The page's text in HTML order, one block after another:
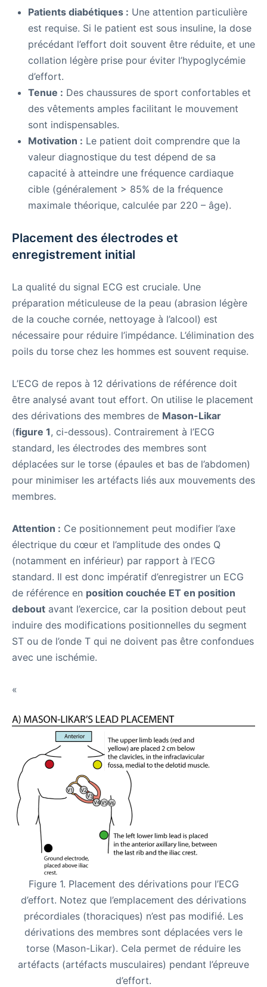
Patients diabétiques : Une attention particulière
est requise. Si le patient est sous insuline, la dose
précédant l’effort doit souvent être réduite, et une
collation légère prise pour éviter l’hypoglycémie
d’effort.
Tenue : Des chaussures de sport confortables et
des vêtements amples facilitant le mouvement
sont indispensables.
Motivation : Le patient doit comprendre que la
valeur diagnostique du test dépend de sa
capacité à atteindre une fréquence cardiaque
cible (généralement > 85% de la fréquence
maximale théorique, calculée par 220 – âge).
Placement des électrodes et
enregistrement initial
La qualité du signal ECG est cruciale. Une
préparation méticuleuse de la peau (abrasion légère
de la couche cornée, nettoyage à l’alcool) est
nécessaire pour réduire l’impédance. L’élimination des
poils du torse chez les hommes est souvent requise.
L’ECG de repos à 12 dérivations de référence doit
être analysé avant tout effort. On utilise le placement
des dérivations des membres de Mason-Likar
(figure 1, ci-dessous). Contrairement à l’ECG
standard, les électrodes des membres sont
déplacées sur le torse (épaules et bas de l’abdomen)
pour minimiser les artéfacts liés aux mouvements des
membres.
Attention : Ce positionnement peut modifier l’axe
électrique du cœur et l’amplitude des ondes Q
(notamment en inférieur) par rapport à l’ECG
standard. Il est donc impératif d’enregistrer un ECG
de référence en position couchée ET en position
debout avant l’exercice, car la position debout peut
induire des modifications positionnelles du segment
ST ou de l’onde T qui ne doivent pas être confondues
avec une ischémie.
«
Figure 1. Placement des dérivations pour l’ECG
d’effort. Notez que l’emplacement des dérivations
précordiales (thoraciques) n’est pas modifié. Les
dérivations des membres sont déplacées vers le
torse (Mason-Likar). Cela permet de réduire les
artéfacts (artéfacts musculaires) pendant l’épreuve
d’effort.